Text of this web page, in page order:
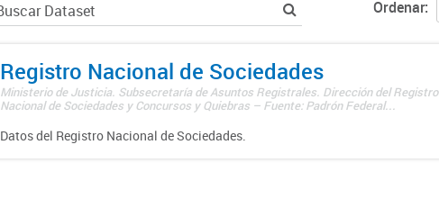
Ordenar
Registro Nacional de Sociedades
Ministerio de Justicia. Subsecretaría de Asuntos Registrales. Dirección del Registro
Nacional de Sociedades y Concursos y Quiebras – Fuente: Padrón Federal...
Datos del Registro Nacional de Sociedades.